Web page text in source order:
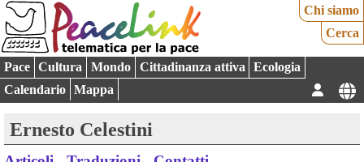
Chi siamo
Cerca
Pace Cultura Mondo Cittadinanza attiva
Ecologia
Calendario
Mappa
Ernesto Celestini